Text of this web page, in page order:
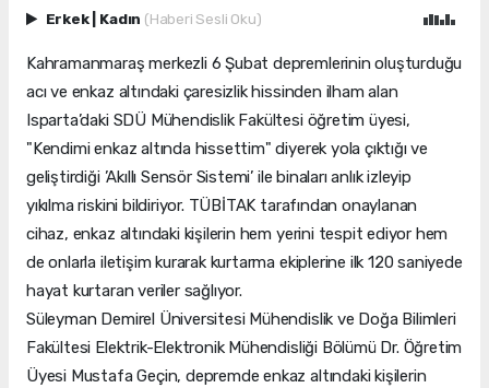
Erkek Kadın (Haberi Sesli Oku)
Kahramanmaraş merkezli 6 Şubat depremlerinin oluşturduğu
acı ve enkaz altındaki çaresizlik hissinden ilham alan
Isparta’daki SDÜ Mühendislik Fakültesi öğretim üyesi,
"Kendimi enkaz altında hissettim" diyerek yola çıktığı ve
geliştirdiği ’Akıllı Sensör Sistemi’ ile binaları anlık izleyip
yıkılma riskini bildiriyor. TÜBİTAK tarafından onaylanan
cihaz, enkaz altındaki kişilerin hem yerini tespit ediyor hem
de onlarla iletişim kurarak kurtarma ekiplerine ilk 120 saniyede
hayat kurtaran veriler sağlıyor.
Süleyman Demirel Üniversitesi Mühendislik ve Doğa Bilimleri
Fakültesi Elektrik-Elektronik Mühendisliği Bölümü Dr. Öğretim
Üyesi Mustafa Geçin, depremde enkaz altındaki kişilerin